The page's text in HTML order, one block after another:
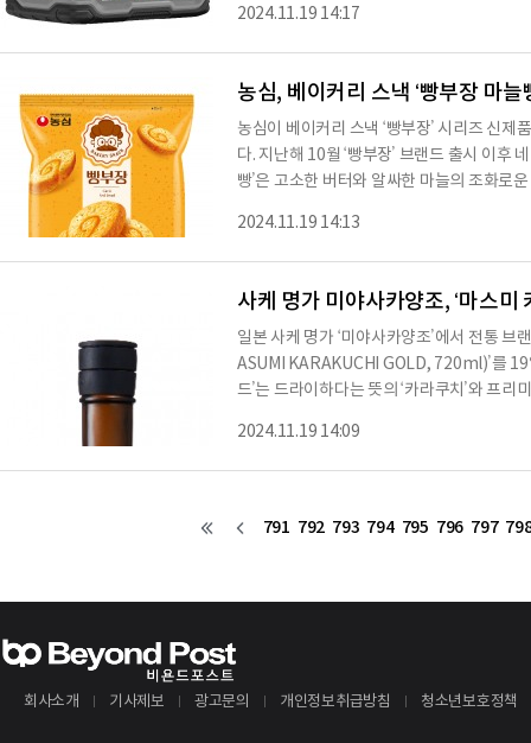
업자는 다양한 작업 조건과 현장 수요에 맞
히, ‘20V MAX’ 전동공구 전 라인업 및 충전
2024.11.19 14:17
농심, 베이커리 스낵 ‘빵부장 마늘
농심이 베이커리 스낵 ‘빵부장’ 시리즈 신제
다. 지난해 10월 ‘빵부장’ 브랜드 출시 이후 네 번째 선보
빵’은 고소한 버터와 알싸한 마늘의 조화로
많은 소비자들이 마늘빵 출시를 요청했다”
한 ‘마늘빵’을 남녀노소 누구나 맛있게 즐겨 보길 바란다”고
2024.11.19 14:13
사케 명가 미야사카양조, ‘마스미
일본 사케 명가 ‘미야사카양조’에서 전통 브
ASUMI KARAKUCHI GOLD, 720ml)’를 19
드’는 드라이하다는 뜻의 ‘카라쿠치’와 프리
양조용 쌀품종인 미야마니시키(美山錦)를
계 자사 효모를 사용해 빚어냈다. ‘마스미 카라쿠치 골드’는 미야사카양조에서 증류한 소주를
2024.11.19 14:09
791 792 793 794 795 796 797
회사소개 기사제보 광고문의 개인정보취급방침 청소년보호정책